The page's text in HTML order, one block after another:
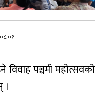
०८:०१
विवाह पञ्चमी महोत्सवको
।